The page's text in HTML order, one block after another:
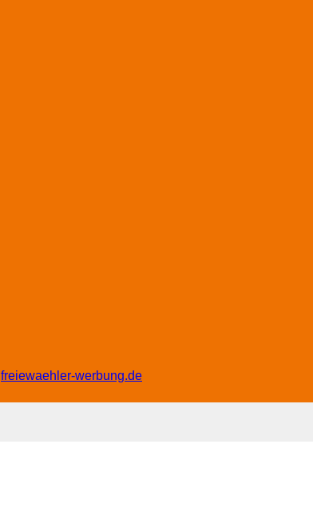
freiewaehler-werbung.de